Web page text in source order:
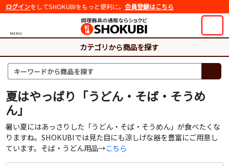
ログインをしてSHOKUBIをもっと便利に。 会員登録はこちら
MENU
カテゴリから商品を探す
夏はやっぱり「うどん・そば・そうめ
ん」
暑い夏にはあっさりした「うどん・そば・そうめん」が食べたくな
りますね。SHOKUBIでは見た目にも涼しげな器を豊富にご用意し
ています。そば・うどん用品→こちら